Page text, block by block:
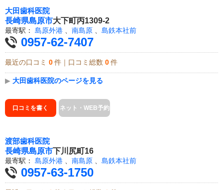
大田歯科医院
長崎県島原市大下町丙1309-2
最寄駅： 島原外港 南島原 島鉄本社前
0957-62-7407
最近の口コミ 0 件｜口コミ総数 0 件
▶ 大田歯科医院のページを見る
口コミを書く ネット・WEB予約
渡部歯科医院
長崎県島原市下川尻町16
最寄駅： 島原外港 南島原 島鉄本社前
0957-63-1750